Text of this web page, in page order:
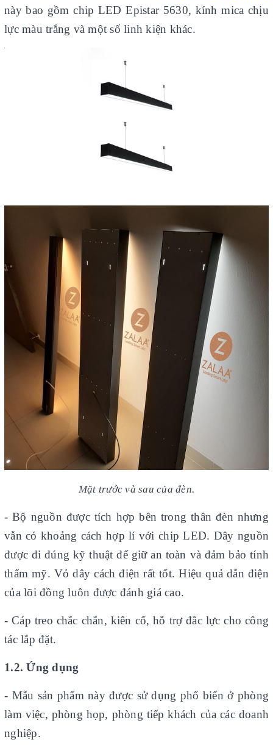
này bao gồm chip LED Epistar 5630, kính mica chịu
lực màu trắng và một số linh kiện khác.
Mặt trước và sau của đèn.
- Bộ nguồn được tích hợp bên trong thân đèn nhưng
vẫn có khoảng cách hợp lí với chip LED. Dây nguồn
được đi đúng kỹ thuật để giữ an toàn và đảm bảo tính
thẩm mỹ. Vỏ dây cách điện rất tốt. Hiệu quả dẫn điện
của lõi đồng luôn được đánh giá cao.
- Cáp treo chắc chắn, kiên cố, hỗ trợ đắc lực cho công
tác lắp đặt.
1.2. Ứng dụng
- Mẫu sản phẩm này được sử dụng phổ biến ở phòng
làm việc, phòng họp, phòng tiếp khách của các doanh
nghiệp.